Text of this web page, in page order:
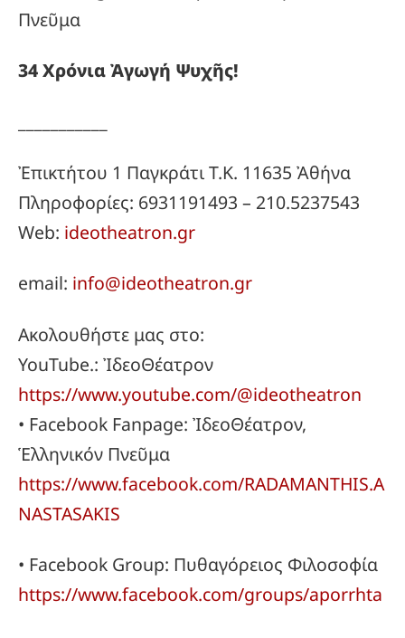
Πνεῦμα
34ΧρόνιαἈγωγή Ψυχῆς!
Ἐπικτήτου 1 Παγκράτι Τ.Κ. 11635 Ἀθήνα
Πληροφορίες: 6931191493 – 210.5237543
Web: ideotheatron.gr
email: info@ideotheatron.gr
Ακολουθήστε μας στο:
YouTube.: ἸδεοΘέατρον
https://www.youtube.com/@ideotheatron
• Facebook Fanpage: ἸδεοΘέατρον,
Ἑλληνικόν Πνεῦμα
https://www.facebook.com/RADAMANTHIS.A
NASTASAKIS
• Facebook Group: Πυθαγόρειος Φιλοσοφία
https://www.facebook.com/groups/aporrhta